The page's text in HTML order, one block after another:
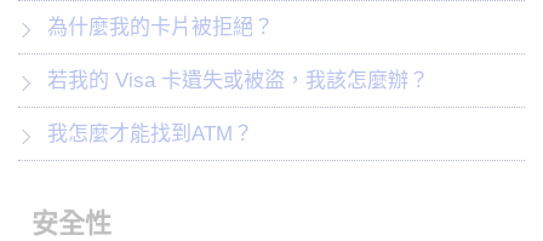
為什麼我的卡片被拒絕？
若我的 Visa 卡遺失或被盜，我該怎麼辦？
我怎麼才能找到ATM？
安全性